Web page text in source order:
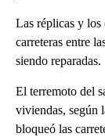
Las réplicas y los
carreteras entre
siendo reparadas.
El terremoto del
viviendas, según
bloqueó las